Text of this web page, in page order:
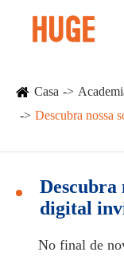
Casa
Descubra nossa
Descubra
digital
No final de